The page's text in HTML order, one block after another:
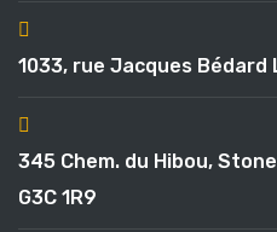
1033, rue Jacques Bédard
345 Chem. du Hibou,
G3C 1R9